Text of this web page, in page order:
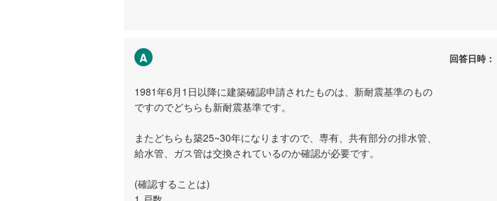
A 回答日時：
1981年6月1日以降に建築確認申請されたものは、新耐震基準のもの
ですのでどちらも新耐震基準です。
またどちらも築25~30年になりますので、専有、共有部分の排水管、
給水管、ガス管は交換されているのか確認が必要です。
(確認することは)